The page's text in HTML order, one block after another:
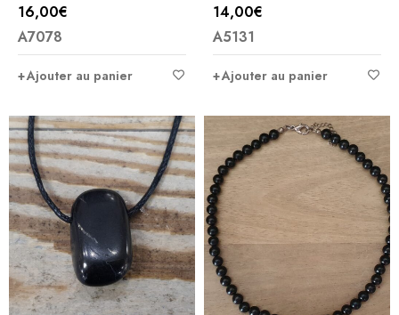
16,00€
A7078
Ajouter au panier
14,00€
A5131
Ajouter au panier